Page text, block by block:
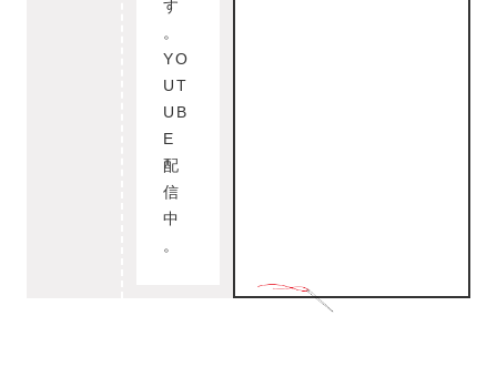
す
。
YO
UT
UB
E
配
信
中
。